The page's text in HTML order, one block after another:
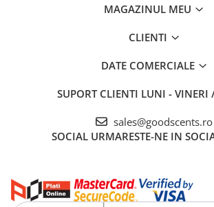
MAGAZINUL MEU
CLIENTI
DATE COMERCIALE
SUPORT CLIENTI LUNI - VINERI
sales@goodscents.ro
SOCIAL URMARESTE-NE IN